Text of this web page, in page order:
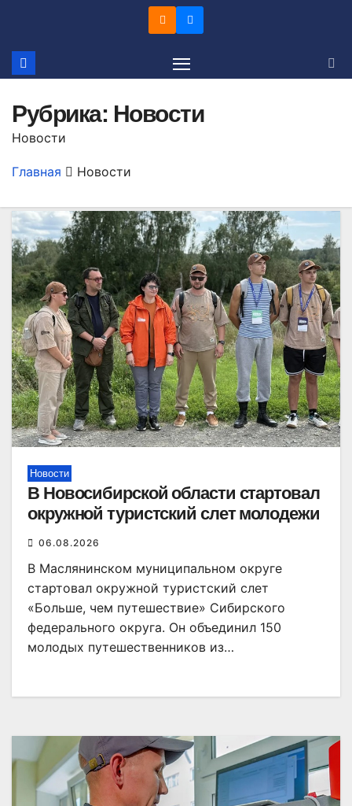
содержимому
Рубрика: Новости
Новости
Главная Новости
Новости
В Новосибирской области стартовал
окружной туристский слет молодежи
06.08.2026
В Маслянинском муниципальном округе
стартовал окружной туристский слет
«Больше, чем путешествие» Сибирского
федерального округа. Он объединил 150
молодых путешественников из…